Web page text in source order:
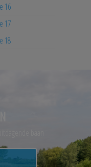
16
17
18
baan